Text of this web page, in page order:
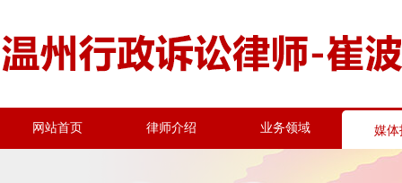
网站首页 律师介绍 业务领域 媒体